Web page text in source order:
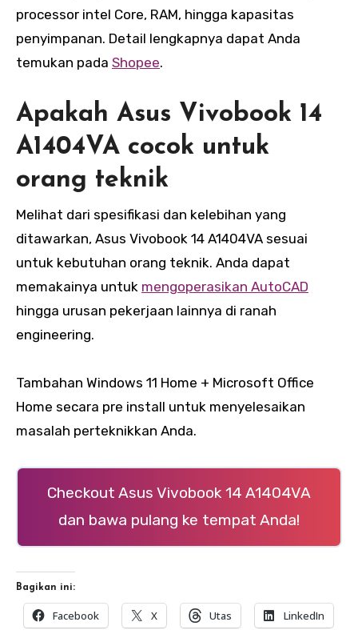
processor intel Core, RAM, hingga kapasitas
penyimpanan. Detail lengkapnya dapat Anda
temukan pada Shopee.
Apakah Asus Vivobook 14
A1404VA cocok untuk
orang teknik
Melihat dari spesifikasi dan kelebihan yang
ditawarkan, Asus Vivobook 14 A1404VA sesuai
untuk kebutuhan orang teknik. Anda dapat
memakainya untuk mengoperasikan AutoCAD
hingga urusan pekerjaan lainnya di ranah
engineering.
Tambahan Windows 11 Home + Microsoft Office
Home secara pre install untuk menyelesaikan
masalah perteknikkan Anda.
Checkout Asus Vivobook 14 A1404VA
dan bawa pulang ke tempat Anda!
Bagikan ini:
Facebook X Utas LinkedIn